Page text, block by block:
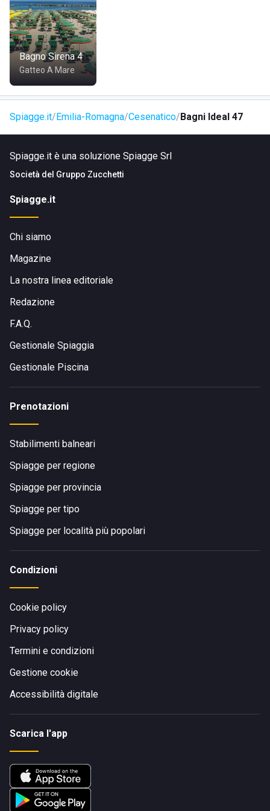
Bagno Sirena 4
Gatteo A Mare
Spiagge.it Emilia-Romagna Cesenatico Bagni Ideal 47
Spiagge.it è una soluzione Spiagge Srl
Società del Gruppo Zucchetti
Spiagge.it
Chi siamo
Magazine
La nostra linea editoriale
Redazione
F.A.Q.
Gestionale Spiaggia
Gestionale Piscina
Prenotazioni
Stabilimenti balneari
Spiagge per regione
Spiagge per provincia
Spiagge per tipo
Spiagge per località più popolari
Condizioni
Cookie policy
Privacy policy
Termini e condizioni
Gestione cookie
Accessibilità digitale
Scarica l'app